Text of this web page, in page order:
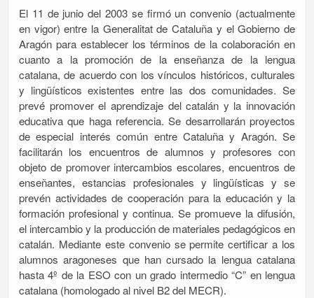
El 11 de junio del 2003 se firmó un convenio (actualmente
en vigor) entre la Generalitat de Cataluña y el Gobierno de
Aragón para establecer los términos de la colaboración en
cuanto a la promoción de la enseñanza de la lengua
catalana, de acuerdo con los vínculos históricos, culturales
y lingüísticos existentes entre las dos comunidades. Se
prevé promover el aprendizaje del catalán y la innovación
educativa que haga referencia. Se desarrollarán proyectos
de especial interés común entre Cataluña y Aragón. Se
facilitarán los encuentros de alumnos y profesores con
objeto de promover intercambios escolares, encuentros de
enseñantes, estancias profesionales y lingüísticas y se
prevén actividades de cooperación para la educación y la
formación profesional y continua. Se promueve la difusión,
el intercambio y la producción de materiales pedagógicos en
catalán. Mediante este convenio se permite certificar a los
alumnos aragoneses que han cursado la lengua catalana
hasta 4º de la ESO con un grado intermedio “C” en lengua
catalana (homologado al nivel B2 del MECR).